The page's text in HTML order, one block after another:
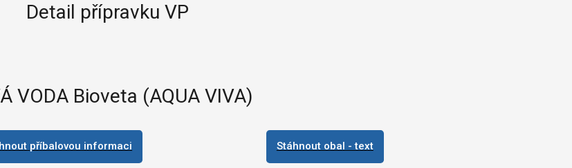
Detail přípravku VP
VODA Bioveta (AQUA VIVA)
příbalovou informaci Stáhnout obal - text